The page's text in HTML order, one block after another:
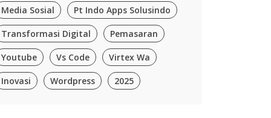
Media Sosial Pt Indo Apps Solusindo
Transformasi Digital Pemasaran
Youtube Vs Code Virtex Wa
Inovasi Wordpress 2025